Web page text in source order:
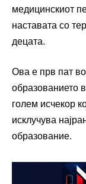
медицинскиот
наставата со
децата.
Ова е прв пат
образованието
голем исчекор
исклучува
образование.